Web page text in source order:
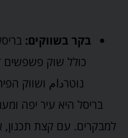
בקר בשווקים:
כולל שוק פשפשים
נוטרدام ושווק
בריסל היא עיר יפה
למבקרים. עם קצת תכנון,